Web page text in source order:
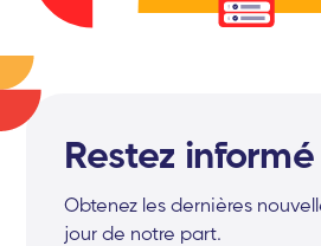
Restez
Obtenez les dernières
jour de notre part.